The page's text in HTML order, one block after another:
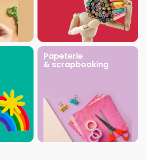
Papeterie
& scrapbooking